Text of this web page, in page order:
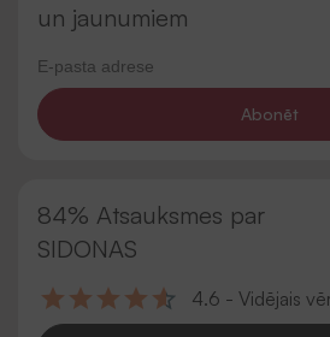
un jaunumiem
Abonēt
84% Atsauksmes par
SIDONAS
4.6 - Vidējais